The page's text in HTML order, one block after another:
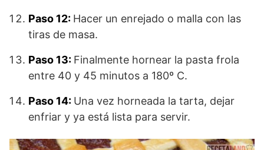
Paso 12: Hacer un enrejado o malla con las
tiras de masa.
Paso 13: Finalmente hornear la pasta frola
entre 40 y 45 minutos a 180º C.
Paso 14: Una vez horneada la tarta, dejar
enfriar y ya está lista para servir.